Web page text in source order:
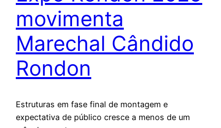
movimenta
Marechal Cândido
Rondon
Estruturas em fase final de montagem e
expectativa de público cresce a menos de um